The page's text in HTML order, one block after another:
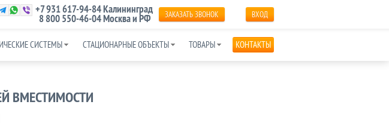
+7 931 617-94-84Калининград
8 800 550-46-04Москва и РФ ЗАКАЗАТЬ ЗВОНОК ВХОД
СИСТЕМЫ СТАЦИОНАРНЫЕ ОБЪЕКТЫ ТОВАРЫ КОНТАКТЫ
ВМЕСТИМОСТИ